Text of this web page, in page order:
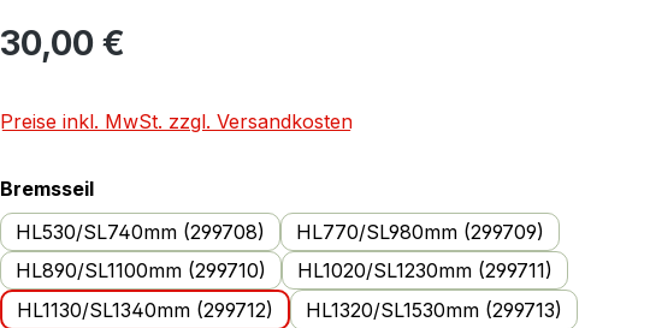
30,00 €
Preise inkl. MwSt. zzgl. Versandkosten
Bremsseilauswählen
HL530/SL740mm (299708)
HL770/SL980mm (299709)
HL890/SL1100mm (299710)
HL1020/SL1230mm (299711)
HL1130/SL1340mm (299712)
HL1320/SL1530mm (299713)